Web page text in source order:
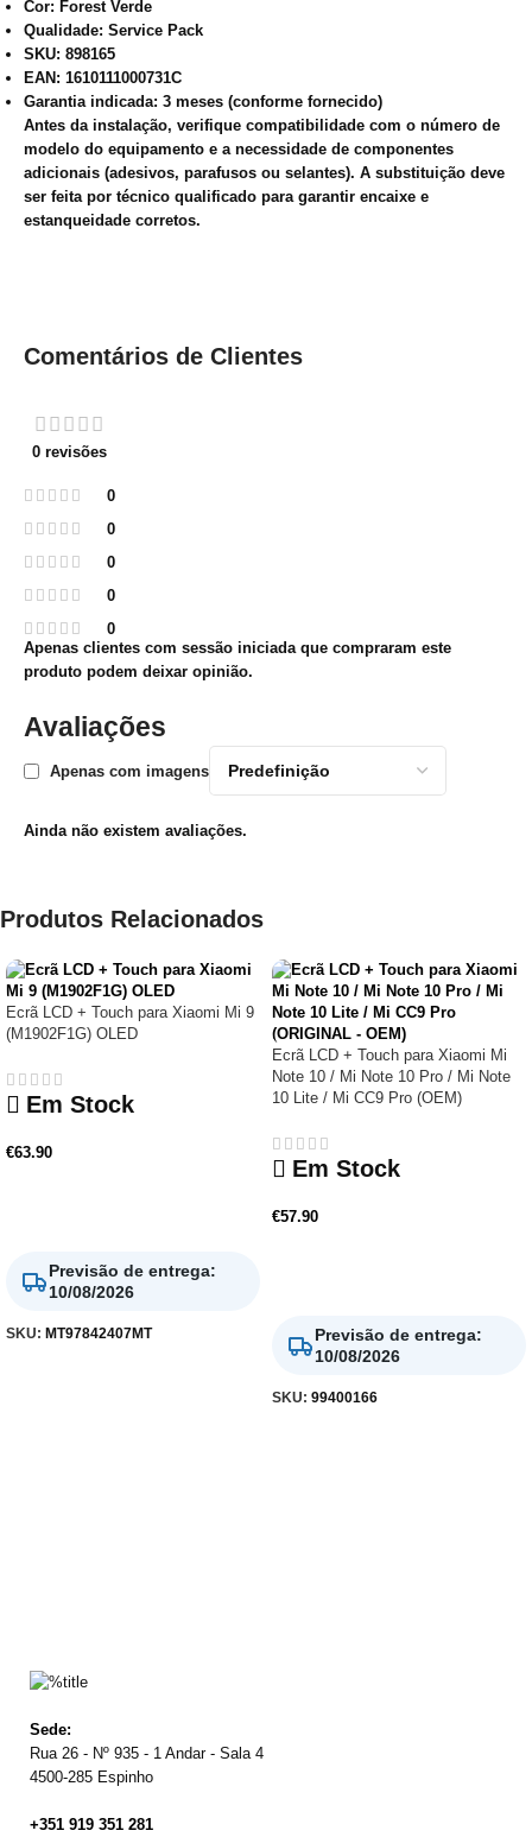
Cor: Forest Verde
Qualidade: Service Pack
SKU: 898165
EAN: 1610111000731C
Garantia indicada: 3 meses (conforme fornecido)
Antes da instalação, verifique compatibilidade com o número de
modelo do equipamento e a necessidade de componentes
adicionais (adesivos, parafusos ou selantes). A substituição deve
ser feita por técnico qualificado para garantir encaixe e
estanqueidade corretos.
Comentários de Clientes
0 revisões
0
0
0
0
0
Avaliações
Apenas com imagens
Ainda não existem avaliações.
Apenas clientes com sessão iniciada que compraram este
produto podem deixar opinião.
Produtos Relacionados
Ecrã LCD + Touch para Xiaomi Mi 9
(M1902F1G) OLED
Em Stock
€63.90
Previsão de entrega:
10/08/2026
SKU: MT97842407MT
Ecrã LCD + Touch para Xiaomi Mi
Note 10 / Mi Note 10 Pro / Mi Note
10 Lite / Mi CC9 Pro (OEM)
Em Stock
€57.90
Previsão de entrega:
10/08/2026
SKU: 99400166
Sede:
Rua 26 - Nº 935 - 1 Andar - Sala 4
4500-285 Espinho
+351 919 351 281